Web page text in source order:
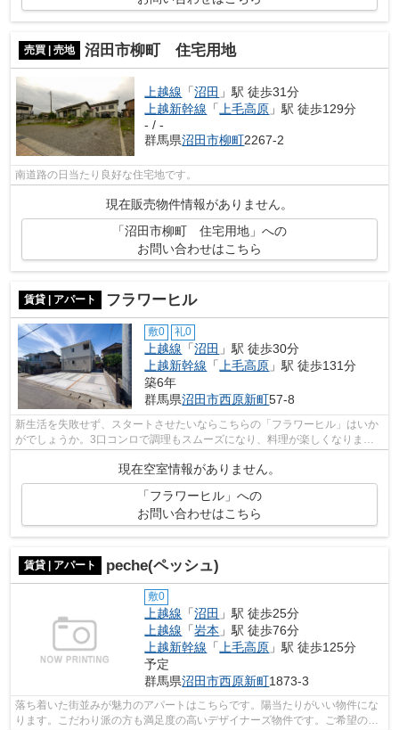
売買 | 売地 沼田市柳町 住宅用地
上越線 「沼田 」駅 徒歩31分
上越新幹線 「 上毛高原 」駅 徒歩129分
- / -
群馬県沼田市柳町2267-2
南道路の日当たり良好な住宅地です。
現在販売物件情報がありません。
「沼田市柳町 住宅用地」への
お問い合わせはこちら
賃貸 | アパート フラワーヒル
敷0 礼0
上越線 「沼田 」駅 徒歩30分
上越新幹線 「上毛高原 」駅 徒歩131分
築6年
群馬県沼田市西原新町57-8
新生活を失敗せず、スタートさせたいならこちらの「フラワーヒル」はいか
がでしょうか。3口コンロで調理もスムーズになり、料理が楽しくなります
現在空室情報がありません。
「フラワーヒル」への
お問い合わせはこちら
賃貸 | アパート peche(ペッシュ)
敷0
上越線 「沼田 」駅 徒歩25分
上越線 「岩本 」駅 徒歩76分
上越新幹線 「 上毛高原 」駅 徒歩125分
予定
群馬県沼田市西原新町1873-3
落ち着いた街並みが魅力のアパートはこちらです。陽当たりがいい物件にな
ります。こだわり派の方も満足度の高いデザイナーズ物件です。ご希望の賃